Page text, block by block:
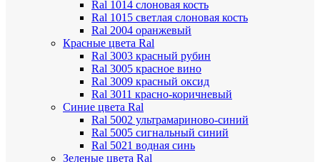
Ral 1014 слоновая кость
Ral 1015 светлая слоновая кость
Ral 2004 оранжевый
Красные цвета Ral
Ral 3003 красный рубин
Ral 3005 красное вино
Ral 3009 красный оксид
Ral 3011 красно-коричневый
Синие цвета Ral
Ral 5002 ультрамариново-синий
Ral 5005 сигнальный синий
Ral 5021 водная синь
Зеленые цвета Ral